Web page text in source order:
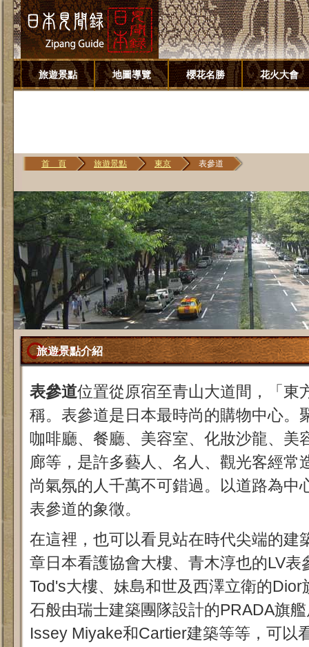
旅遊景點 地圖導覽 櫻花名勝 花火大會
首 頁 旅遊景點 東京 表參道
旅遊景點介紹
表參道位置從原宿至青山大道間，「東
稱。表參道是日本最時尚的購物中心。
咖啡廳、餐廳、美容室、化妝沙龍、美
廊等，是許多藝人、名人、觀光客經常
尚氣氛的人千萬不可錯過。以道路為中
表參道的象徵。
在這裡，也可以看見站在時代尖端的建
章日本看護協會大樓、青木淳也的LV表
Tod's大樓、妹島和世及西澤立衛的
石般由瑞士建築團隊設計的PRADA旗
Issey Miyake和Cartier建築等等，可以